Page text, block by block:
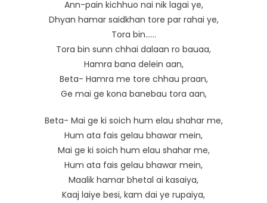
Ann-pain kichhuo nai nik lagai ye,
Dhyan hamar saidkhan tore par rahai ye,
Tora bin……
Tora bin sunn chhai dalaan ro bauaa,
Hamra bana delein aan,
Beta- Hamra me tore chhau praan,
Ge mai ge kona banebau tora aan,
Beta- Mai ge ki soich hum elau shahar me,
Hum ata fais gelau bhawar mein,
Mai ge ki soich hum elau shahar me,
Hum ata fais gelau bhawar mein,
Maalik hamar bhetal ai kasaiya,
Kaaj laiye besi, kam dai ye rupaiya,